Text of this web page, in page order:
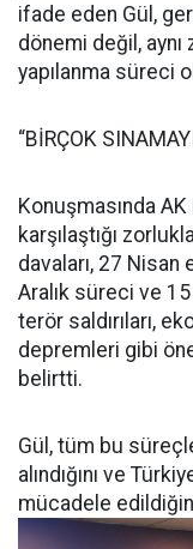
ifade eden Gül,
dönemi değil, aynı
yapılanma süreci
“BİRÇOK
Konuşmasında
karşılaştığı
davaları, 27 Nisan
Aralık süreci ve
terör saldırıları,
depremleri gibi
belirtti.
Gül, tüm bu
alındığını ve
mücadele